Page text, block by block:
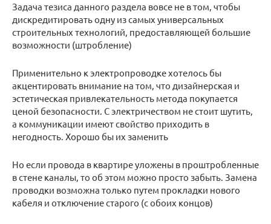
Задача тезиса данного раздела вовсе не в том, чтобы
дискредитировать одну из самых универсальных
строительных технологий, предоставляющей большие
возможности (штробление)
Применительно к электропроводке хотелось бы
акцентировать внимание на том, что дизайнерская и
эстетическая привлекательность метода покупается
ценой безопасности. С электричеством не стоит шутить,
а коммуникации имеют свойство приходить в
негодность. Хорошо бы их заменить
Но если провода в квартире уложены в проштробленные
в стене каналы, то об этом можно просто забыть. Замена
проводки возможна только путем прокладки нового
кабеля и отключение старого (с обоих концов)